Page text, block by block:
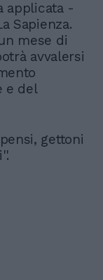
applicata -
Sapienza.
mese di
avvalersi
e del
gettoni